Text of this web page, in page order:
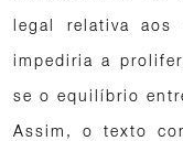
legal relativa aos
impediria a
se o equilíbrio
Assim, o texto